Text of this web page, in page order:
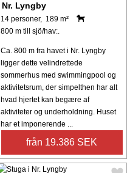
Nr. Lyngby
14 personer, 189 m²
800 m till sjö/hav:.
Ca. 800 m fra havet i Nr. Lyngby
ligger dette velindrettede
sommerhus med swimmingpool og
aktivitetsrum, der simpelthen har alt
hvad hjertet kan begære af
aktiviteter og underholdning. Huset
har et imponerende ...
från 19.386 SEK